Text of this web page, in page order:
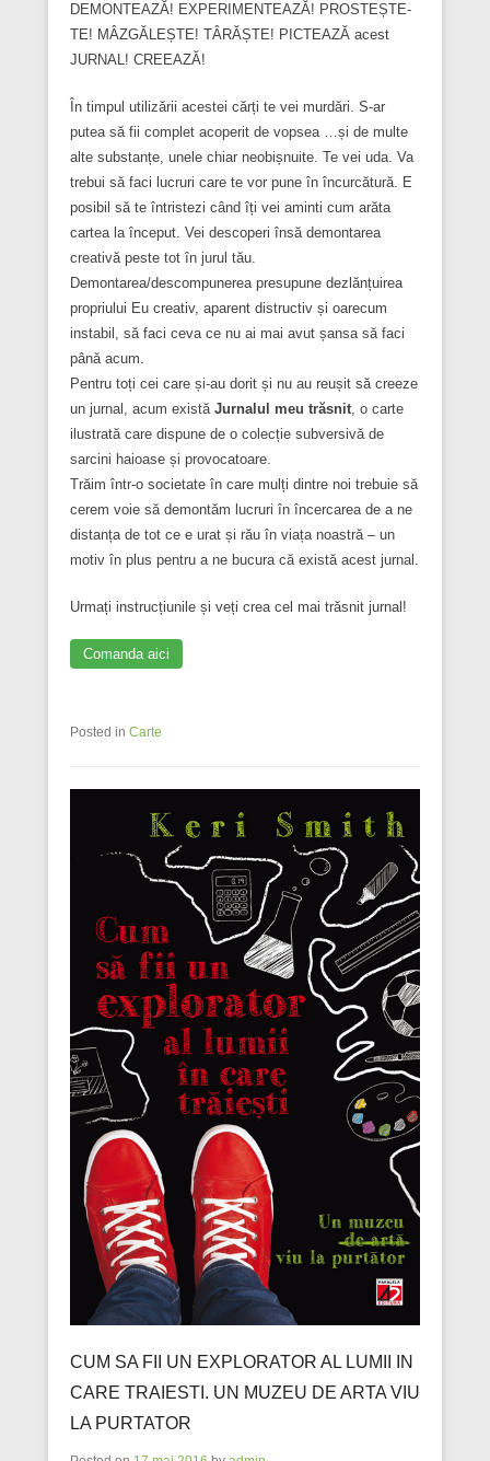
DEMONTEAZĂ! EXPERIMENTEAZĂ! PROSTEȘTE-
TE! MÂZGĂLEȘTE! TÂRĂȘTE! PICTEAZĂ acest
JURNAL! CREEAZĂ!
În timpul utilizării acestei cărți te vei murdări. S-ar
putea să fii complet acoperit de vopsea …și de multe
alte substanțe, unele chiar neobișnuite. Te vei uda. Va
trebui să faci lucruri care te vor pune în încurcătură. E
posibil să te întristezi când îți vei aminti cum arăta
cartea la început. Vei descoperi însă demontarea
creativă peste tot în jurul tău.
Demontarea/descompunerea presupune dezlănțuirea
propriului Eu creativ, aparent distructiv și oarecum
instabil, să faci ceva ce nu ai mai avut șansa să faci
până acum.
Pentru toți cei care și-au dorit și nu au reușit să creeze
un jurnal, acum există Jurnalul meu trăsnit, o carte
ilustrată care dispune de o colecție subversivă de
sarcini haioase și provocatoare.
Trăim într-o societate în care mulți dintre noi trebuie să
cerem voie să demontăm lucruri în încercarea de a ne
distanța de tot ce e urat și rău în viața noastră – un
motiv în plus pentru a ne bucura că există acest jurnal.
Urmați instrucțiunile și veți crea cel mai trăsnit jurnal!
Comanda aici
Posted in Carte
CUM SA FII UN EXPLORATOR AL LUMII IN
CARE TRAIESTI. UN MUZEU DE ARTA VIU
LA PURTATOR